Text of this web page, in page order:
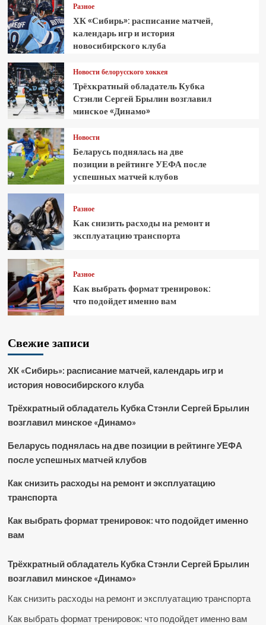
Разное
ХК «Сибирь»: расписание матчей,
календарь игр и история
новосибирского клуба
Новости белорусского хоккея
Трёхкратный обладатель Кубка
Стэнли Сергей Брылин возглавил
минское «Динамо»
Новости
Беларусь поднялась на две
позиции в рейтинге УЕФА после
успешных матчей клубов
Разное
Как снизить расходы на ремонт и
эксплуатацию транспорта
Разное
Как выбрать формат тренировок:
что подойдет именно вам
Свежие записи
ХК «Сибирь»: расписание матчей, календарь игр и
история новосибирского клуба
Трёхкратный обладатель Кубка Стэнли Сергей Брылин
возглавил минское «Динамо»
Беларусь поднялась на две позиции в рейтинге УЕФА
после успешных матчей клубов
Как снизить расходы на ремонт и эксплуатацию
транспорта
Как выбрать формат тренировок: что подойдет именно
вам
Трёхкратный обладатель Кубка Стэнли Сергей Брылин
возглавил минское «Динамо»
Как снизить расходы на ремонт и эксплуатацию транспорта
Как выбрать формат тренировок: что подойдет именно вам